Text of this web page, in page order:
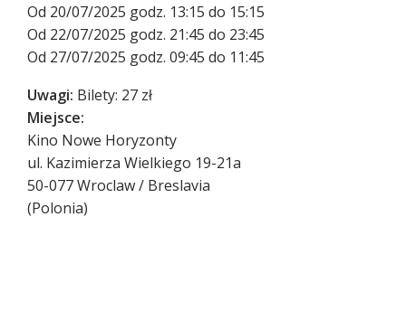
Od 20/07/2025 godz. 13:15 do 15:15
Od 22/07/2025 godz. 21:45 do 23:45
Od 27/07/2025 godz. 09:45 do 11:45
Uwagi: Bilety: 27 zł
Miejsce:
Kino Nowe Horyzonty
ul. Kazimierza Wielkiego 19-21a
50-077Wroclaw / Breslavia
(Polonia)